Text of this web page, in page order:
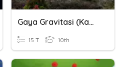
Gaya Gravitasi (Kamis, 19/03/2020)
15 T 10th